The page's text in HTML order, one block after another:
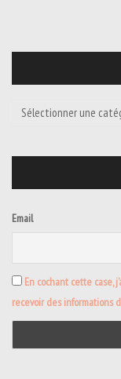
Email
En cochant cette
recevoir des informations